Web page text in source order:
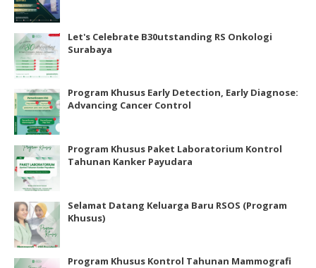
Let's Celebrate B30utstanding RS Onkologi
Surabaya
Program Khusus Early Detection, Early Diagnose:
Advancing Cancer Control
Program Khusus Paket Laboratorium Kontrol
Tahunan Kanker Payudara
Selamat Datang Keluarga Baru RSOS (Program
Khusus)
Program Khusus Kontrol Tahunan Mammografi